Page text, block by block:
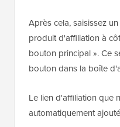
Après cela, saisissez
produit d'affiliation à
bouton principal ». Ce
bouton dans la boîte
Le lien d'affiliation que
automatiquement